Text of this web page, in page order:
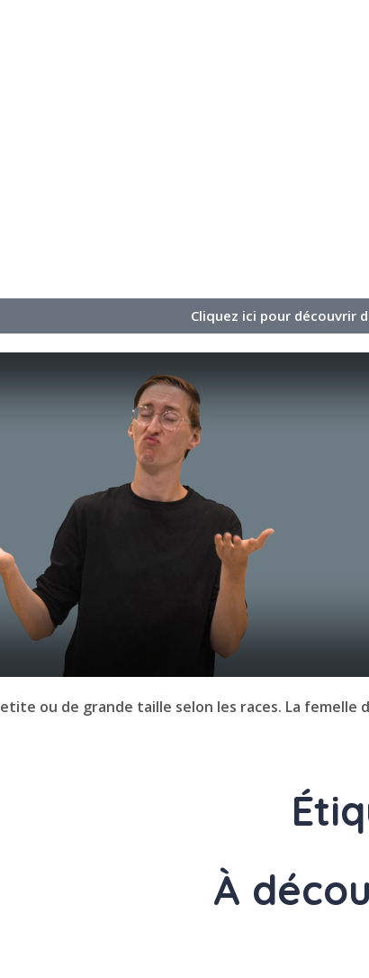
Cliquez ici pour découvrir
ou de grande taille selon les races. La
À